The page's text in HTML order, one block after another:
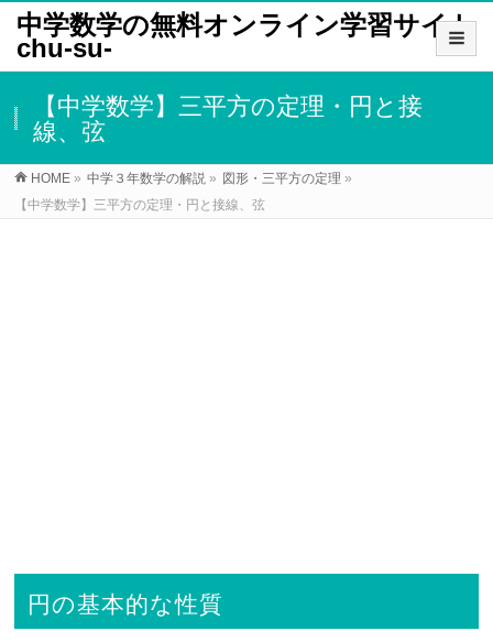
中学数学の無料オンライン学習サイト
chu-su-
【中学数学】三平方の定理・円と接
線、弦
HOME » 中学３年数学の解説 » 図形・三平方の定理 »
【中学数学】三平方の定理・円と接線、弦
円の基本的な性質